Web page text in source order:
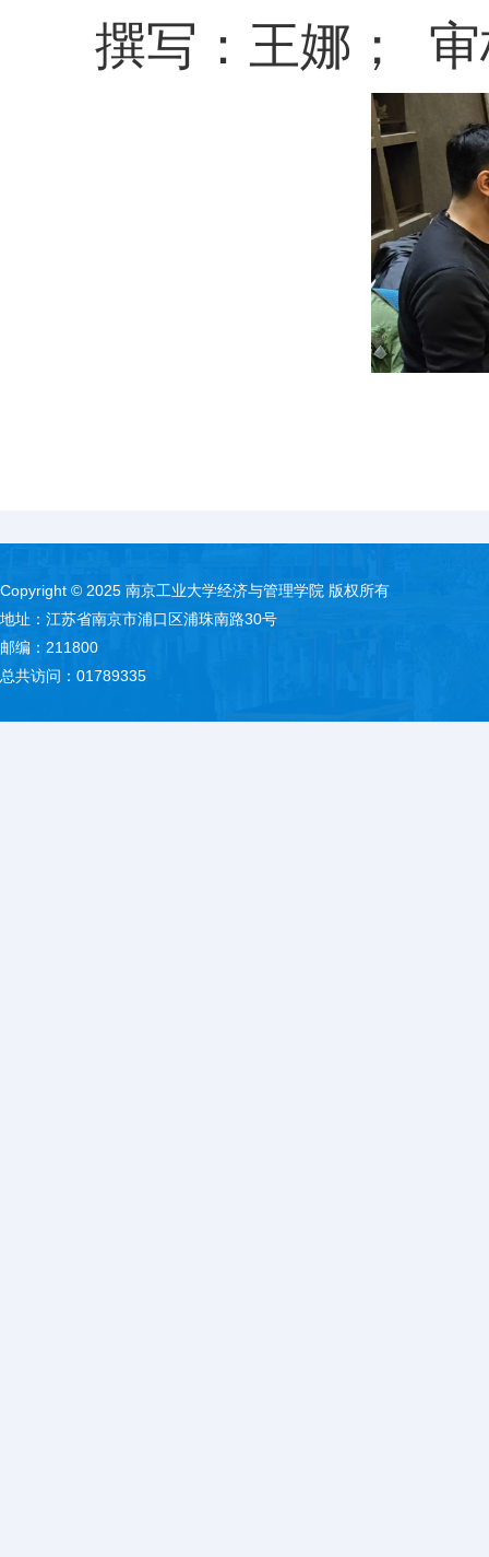
撰写：王娜；
Copyright © 2025 南京工业大学经济与管理学院 版权所有
地址：江苏省南京市浦口区浦珠南路30号
邮编：211800
总共访问： 01789335